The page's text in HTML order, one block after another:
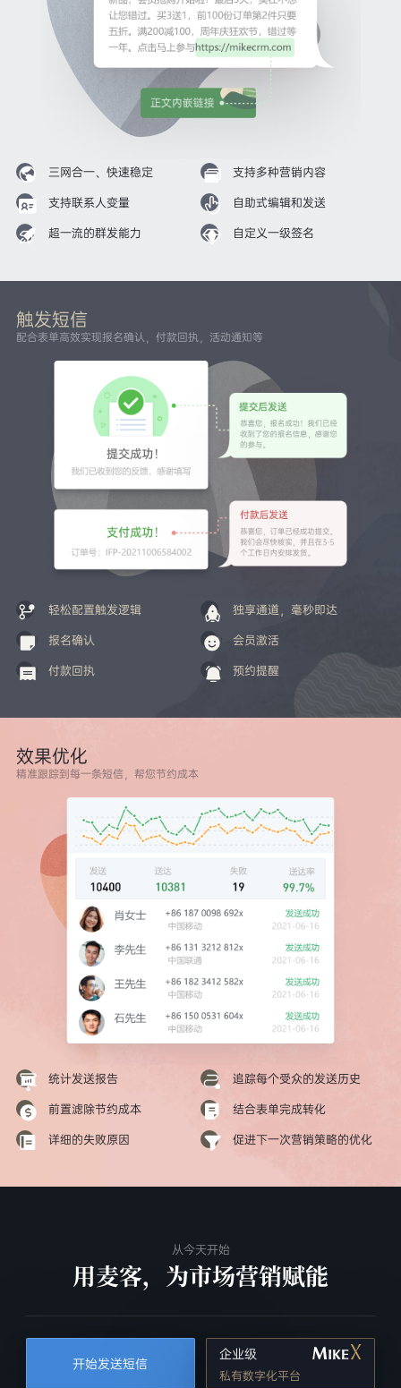
三网合一、快速稳定
支持多种营销内容
支持联系人变量
自助式编辑和发送
超一流的群发能力
自定义一级签名
触发短信
配合表单高效实现报名确认，付款回执，活动通知等
轻松配置触发逻辑
独享通道，毫秒即达
报名确认
会员激活
付款回执
预约提醒
效果优化
精准跟踪到每一条短信，帮您节约成本
统计发送报告
追踪每个受众的发送历史
前置滤除节约成本
结合表单完成转化
详细的失败原因
促进下一次营销策略的优化
从今天开始
用麦客，为市场营销赋能
开始发送短信
企业级
私有数字化平台